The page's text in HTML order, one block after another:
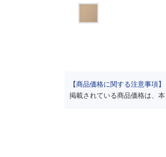
【商品価格に関する注意事項】
掲載されている商品価格は、